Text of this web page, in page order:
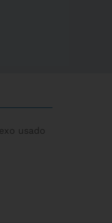
usado